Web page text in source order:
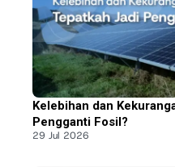
Kelebihan dan
Pengganti Fosil?
29 Jul 2026